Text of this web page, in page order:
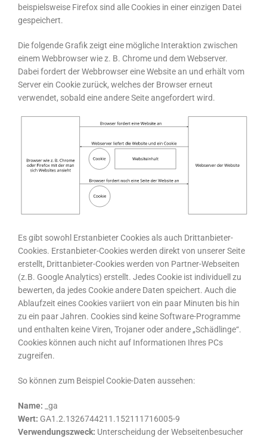
beispielsweise Firefox sind alle Cookies in einer einzigen Datei
gespeichert.
Die folgende Grafik zeigt eine mögliche Interaktion zwischen
einem Webbrowser wie z. B. Chrome und dem Webserver.
Dabei fordert der Webbrowser eine Website an und erhält vom
Server ein Cookie zurück, welches der Browser erneut
verwendet, sobald eine andere Seite angefordert wird.
Es gibt sowohl Erstanbieter Cookies als auch Drittanbieter-
Cookies. Erstanbieter-Cookies werden direkt von unserer Seite
erstellt, Drittanbieter-Cookies werden von Partner-Webseiten
(z.B. Google Analytics) erstellt. Jedes Cookie ist individuell zu
bewerten, da jedes Cookie andere Daten speichert. Auch die
Ablaufzeit eines Cookies variiert von ein paar Minuten bis hin
zu ein paar Jahren. Cookies sind keine Software-Programme
und enthalten keine Viren, Trojaner oder andere „Schädlinge“.
Cookies können auch nicht auf Informationen Ihres PCs
zugreifen.
So können zum Beispiel Cookie-Daten aussehen:
Name: _ga
Wert: GA1.2.1326744211.152111716005-9
Verwendungszweck: Unterscheidung der Webseitenbesucher